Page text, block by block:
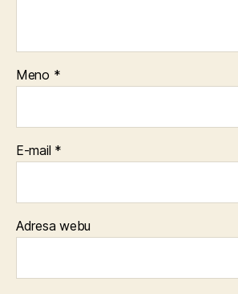
Meno *
E-mail *
Adresa webu